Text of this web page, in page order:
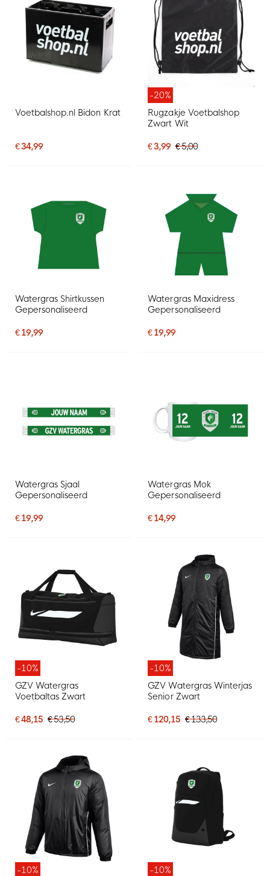
Voetbalshop.nl Bidon Krat
€ 34,99
-20%
Rugzakje Voetbalshop
Zwart Wit
€ 3,99 € 5,00
Watergras Shirtkussen
Gepersonaliseerd
€ 19,99
Watergras Maxidress
Gepersonaliseerd
€ 19,99
Watergras Sjaal
Gepersonaliseerd
€ 19,99
Watergras Mok
Gepersonaliseerd
€ 14,99
-10%
GZV Watergras
Voetbaltas Zwart
€ 48,15 € 53,50
-10%
GZV Watergras Winterjas
Senior Zwart
€ 120,15 € 133,50
-10%
-10%